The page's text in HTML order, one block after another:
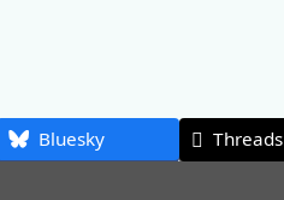
Bluesky Threads